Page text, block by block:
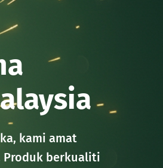
kami amat
Produk berkualiti